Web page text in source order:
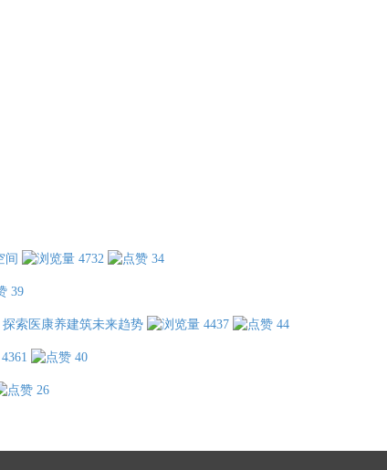
间 4732 34
39
索医康养建筑未来趋势 4437 44
4361 40
26